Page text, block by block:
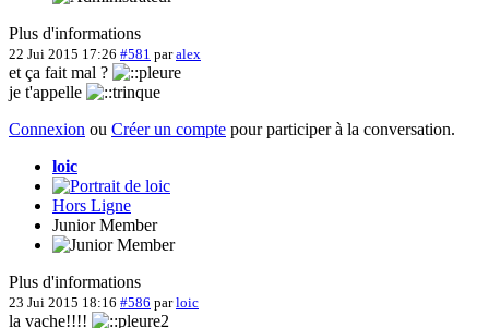
Plus d'informations
22 Jui 2015 17:26 #581 paralex
et ça fait mal ?
je t'appelle
Connexion ou Créer un compte pour participer à la conversation.
loic
Hors Ligne
Junior Member
Plus d'informations
23 Jui 2015 18:16 #586 parloic
la vache!!!!